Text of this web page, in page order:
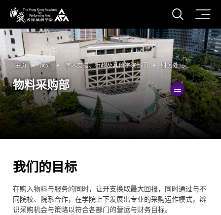
香港演艺学院
打开
主页 简介 学术支援、行政及其他学院部门 财务处
物料采购部
切換
我们的目标
在购入物料与服务的同时，让开支换取最大回报，同时通过与不
同院校、院系合作，在学院上下发展出专业的采购运作模式，辨
识采购机会与策略以符合各部门的营运与财务目标。